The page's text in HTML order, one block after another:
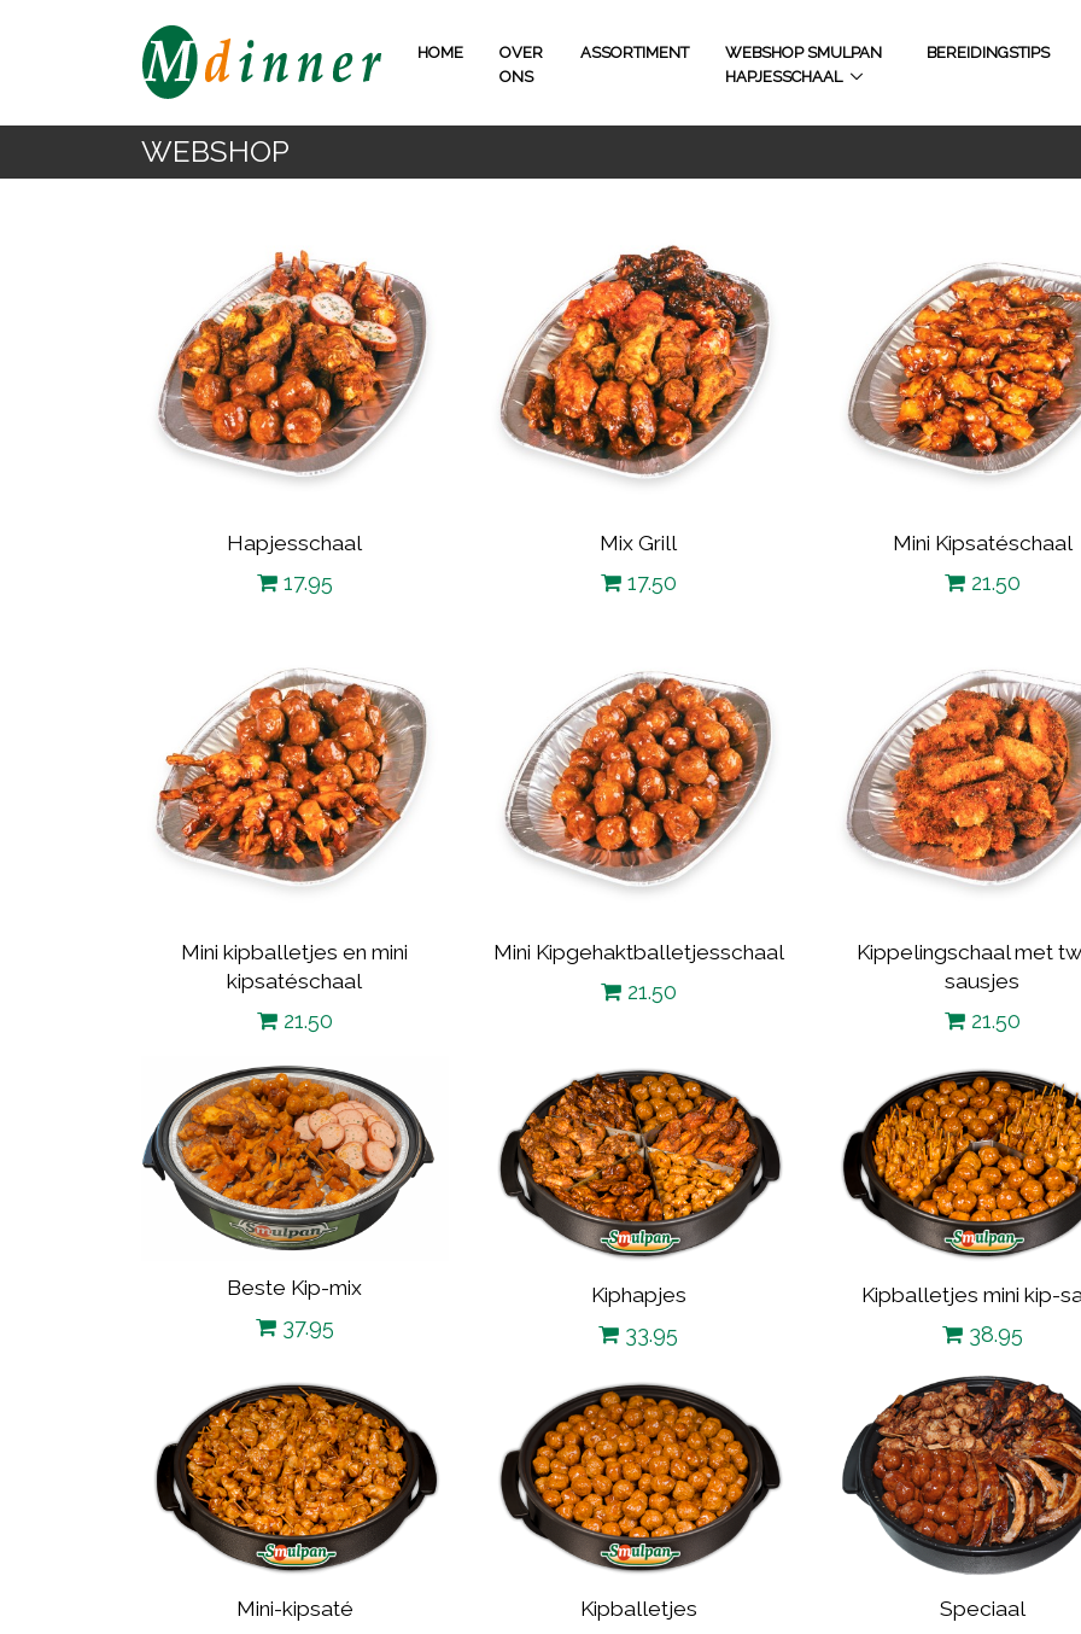
HOME
OVER
ONS
ASSORTIMENT
WEBSHOP SMULPAN
HAPJESSCHAAL
BEREIDINGSTIPS
WEBSHOP
Hapjesschaal
17.95
Mix Grill
17.50
Mini Kipsatéschaal
21.50
Mini kipballetjes en mini
kipsatéschaal
21.50
Mini Kipgehaktballetjesschaal
21.50
Kippelingschaal met
sausjes
21.50
Beste Kip-mix
37.95
Kiphapjes
33.95
Kipballetjes mini kip-
38.95
Mini-kipsaté Kipballetjes Speciaal